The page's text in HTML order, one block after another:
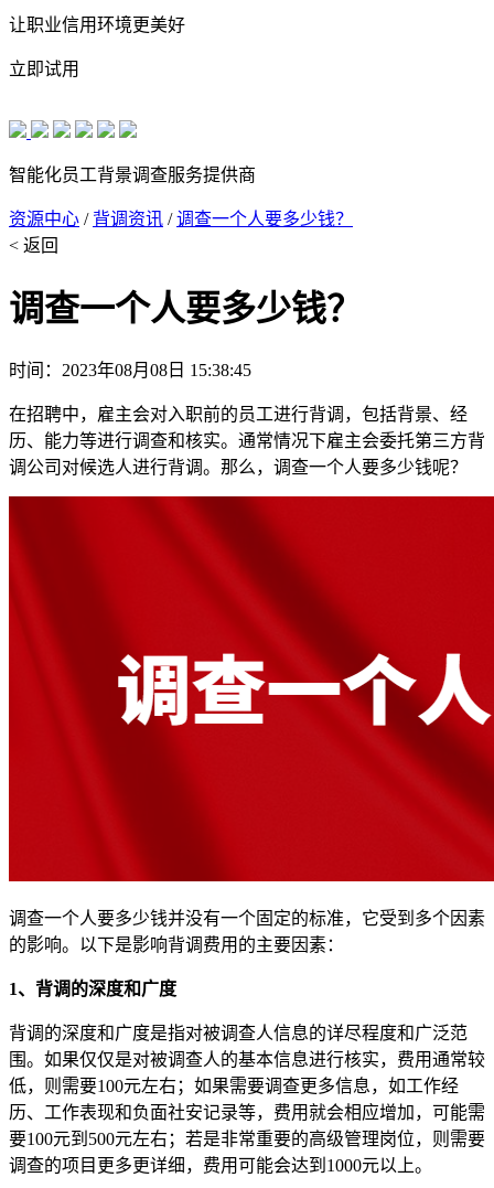
让职业信用环境更美好
立即试用
智能化员工背景调查服务提供商
资源中心 / 背调资讯 /调查一个人要多少钱？
< 返回
调查一个人要多少钱？
时间：2023年08月08日 15:38:45
在招聘中，雇主会对入职前的员工进行背调，包括背景、经
历、能力等进行调查和核实。通常情况下雇主会委托第三方背
调公司对候选人进行背调。那么，调查一个人要多少钱呢？
调查一个人要多少钱并没有一个固定的标准，它受到多个因素
的影响。以下是影响背调费用的主要因素：
1、背调的深度和广度
背调的深度和广度是指对被调查人信息的详尽程度和广泛范
围。如果仅仅是对被调查人的基本信息进行核实，费用通常较
低，则需要100元左右；如果需要调查更多信息，如工作经
历、工作表现和负面社安记录等，费用就会相应增加，可能需
要100元到500元左右；若是非常重要的高级管理岗位，则需要
调查的项目更多更详细，费用可能会达到1000元以上。